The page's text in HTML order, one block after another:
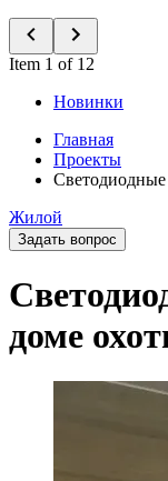
Item 1 of 12
Новинки
Главная
Проекты
Светодиодные
Жилой
Задать вопрос
доме